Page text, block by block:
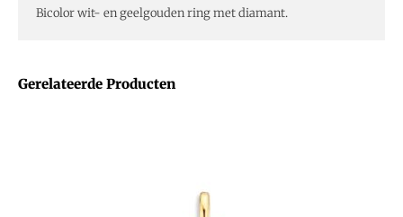
Gerelateerde Producten
Bicolor wit- en geelgouden ring met diamant.